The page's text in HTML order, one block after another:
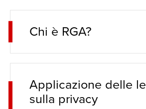
Chi è RGA?
Applicazione delle
sulla privacy